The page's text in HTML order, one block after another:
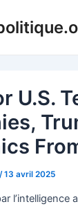
U.S.
/13 avril 2025
l’intelligence